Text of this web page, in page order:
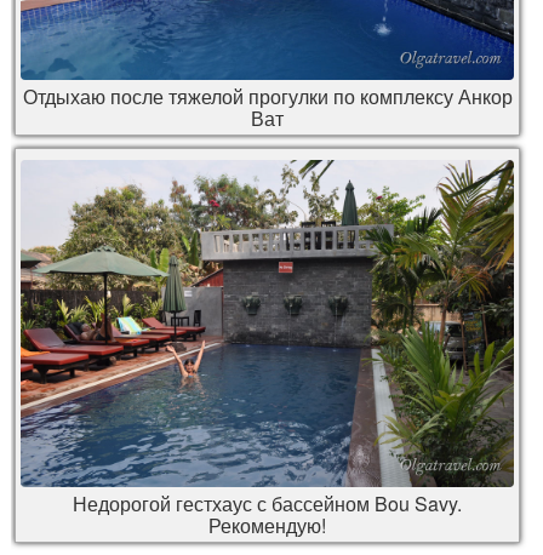
Отдыхаю после тяжелой прогулки по комплексу Анкор
Ват
Недорогой гестхаус с бассейном Bou Savy.
Рекомендую!